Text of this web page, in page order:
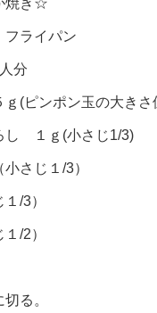
焼き☆
ライパン
分
(ピンポン玉の大きさ
し １ｇ(小さじ1/3)
さじ１/3）
/3）
/2）
る。